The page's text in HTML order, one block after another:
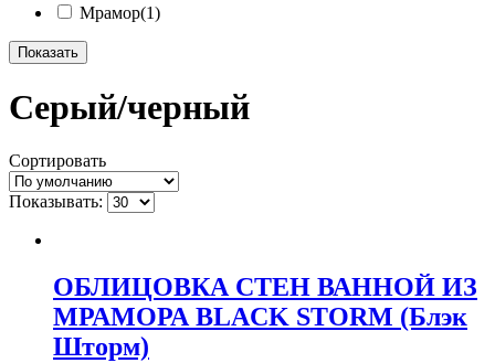
Мрамор(1)
Показать
Серый/черный
Сортировать
Показывать:
ОБЛИЦОВКА СТЕН ВАННОЙ ИЗ
МРАМОРА BLACK STORM (Блэк
Шторм)